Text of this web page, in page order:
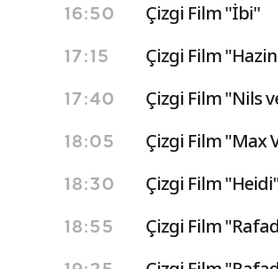
16:50 Çizgi Film ''İbi''
17:15 Çizgi Film
17:40 Çizgi Film "Nils
18:05 Çizgi Film "Max
18:30 Çizgi Film
18:55 Çizgi Film